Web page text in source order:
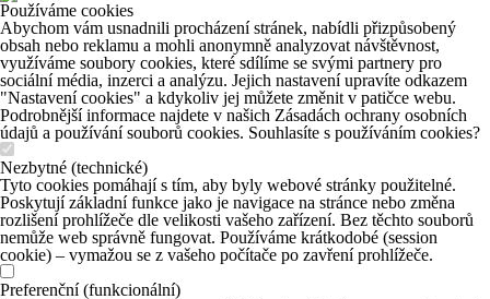
Používáme cookies
Abychom vám usnadnili procházení stránek, nabídli přizpůsobený
obsah nebo reklamu a mohli anonymně analyzovat návštěvnost,
využíváme soubory cookies, které sdílíme se svými partnery pro
sociální média, inzerci a analýzu. Jejich nastavení upravíte odkazem
"Nastavení cookies" a kdykoliv jej můžete změnit v patičce webu.
Podrobnější informace najdete v našich Zásadách ochrany osobních
údajů a používání souborů cookies. Souhlasíte s používáním cookies?
Nezbytné (technické)
Tyto cookies pomáhají s tím, aby byly webové stránky použitelné.
Poskytují základní funkce jako je navigace na stránce nebo změna
rozlišení prohlížeče dle velikosti vašeho zařízení. Bez těchto souborů
nemůže web správně fungovat. Používáme krátkodobé (session
cookie) – vymažou se z vašeho počítače po zavření prohlížeče.
Preferenční (funkcionální)